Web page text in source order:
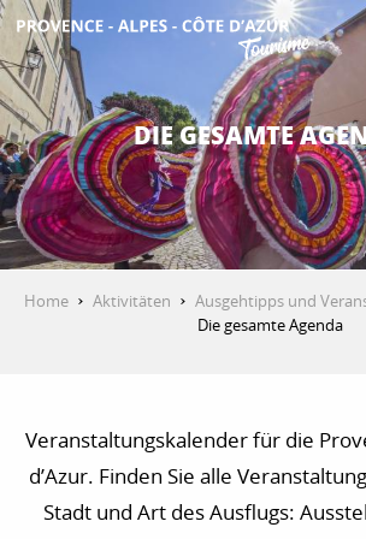
Aller
contenu
principal
ENTDECKEN
AKTIVITÄTEN
AUFENTHALT
DIE GESAMTE
Home Aktivitäten
Ausgehtipps und
Die gesamte Agenda
Veranstaltungskalender für die
d’Azur. Finden Sie alle
Stadt und Art des Ausflugs: